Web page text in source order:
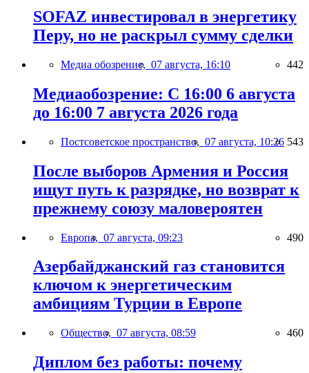
SOFAZ инвестировал в энергетику
Перу, но не раскрыл сумму сделки
Медиа обозрение, 07 августа, 16:10 442
Медиаобозрение: С 16:00 6 августа
до 16:00 7 августа 2026 года
Постсоветское пространство, 07 августа, 10:26 543
После выборов Армения и Россия
ищут путь к разрядке, но возврат к
прежнему союзу маловероятен
Европа, 07 августа, 09:23 490
Азербайджанский газ становится
ключом к энергетическим
амбициям Турции в Европе
Общество, 07 августа, 08:59 460
Диплом без работы: почему